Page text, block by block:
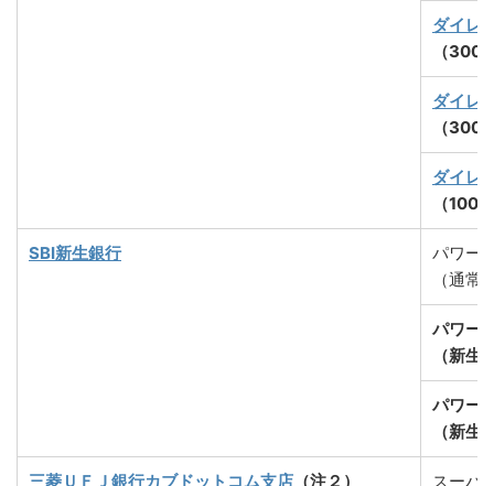
ダイレ
（300
ダイレ
（300
ダイレ
（
SBI新生銀行
パワー
（通常
パワー
（新生
パワー
（新生
三菱ＵＦＪ銀行カブドットコム支店 （注２） スーパ